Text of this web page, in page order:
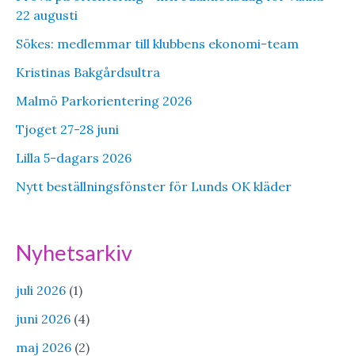
22 augusti
Sökes: medlemmar till klubbens ekonomi-team
Kristinas Bakgårdsultra
Malmö Parkorientering 2026
Tjoget 27-28 juni
Lilla 5-dagars 2026
Nytt beställningsfönster för Lunds OK kläder
Nyhetsarkiv
juli 2026 (1)
juni 2026 (4)
maj 2026 (2)